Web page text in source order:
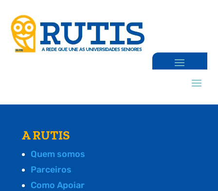
A RUTIS
Quem somos
Parceiros
Como Apoiar